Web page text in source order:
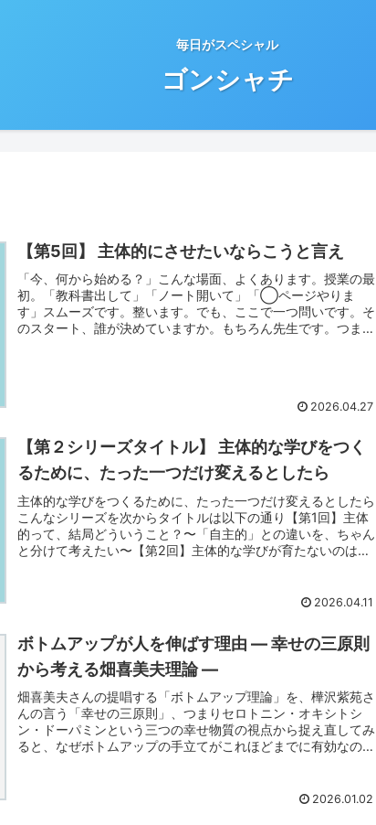
毎日がスペシャル
ゴンシャチ
【第5回】 主体的にさせたいならこうと言え
「今、何から始める？」こんな場面、よくあります。授業の最
初。「教科書出して」「ノート開いて」「◯ページやりま
す」スムーズです。整います。でも、ここで一つ問いです。そ
のスタート、誰が決めていますか。もちろん先生です。つま
2026.04.27
【第２シリーズタイトル】 主体的な学びをつく
るために、たった一つだけ変えるとしたら
主体的な学びをつくるために、たった一つだけ変えるとしたら
こんなシリーズを次からタイトルは以下の通り【第1回】主体
的って、結局どういうこと？〜「自主的」との違いを、ちゃん
と分けて考えたい〜【第2回】主体的な学びが育たないのは、
2026.04.11
ボトムアップが人を伸ばす理由 ― 幸せの三原則
から考える畑喜美夫理論 ―
畑喜美夫さんの提唱する「ボトムアップ理論」を、樺沢紫苑さ
んの言う「幸せの三原則」、つまりセロトニン・オキシトシ
ン・ドーパミンという三つの幸せ物質の視点から捉え直してみ
ると、なぜボトムアップの手立てがこれほどまでに有効なのか
2026.01.02